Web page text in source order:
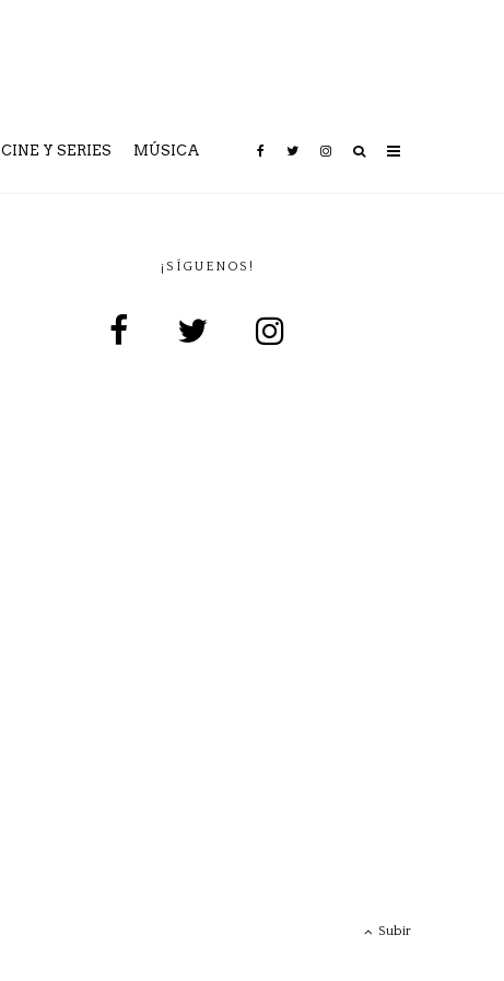
CINE Y SERIES MÚSICA
¡SÍGUENOS!
Subir